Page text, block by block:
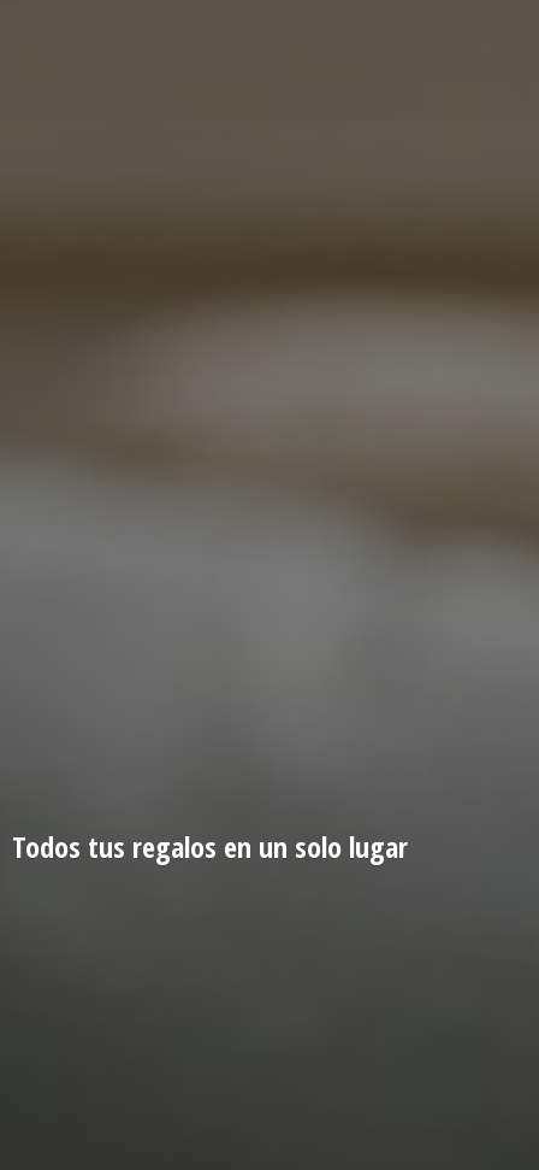
Todos tus regalos en un solo lugar